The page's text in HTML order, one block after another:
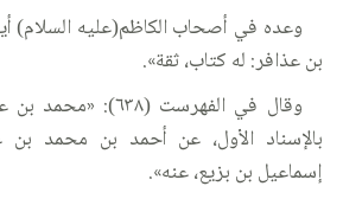
بن عذافر: له كتاب، ثقة».
وقال في الفهرست
بالإسناد الأول، عن أحمد بن محمد
إسماعيل بن بزيع، عنه».